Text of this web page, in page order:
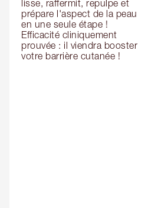
lisse, raffermit, repulpe et
prépare l'aspect de la peau
en une seule étape !
Efficacité cliniquement
prouvée : il viendra booster
votre barrière cutanée !